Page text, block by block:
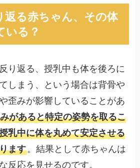
返る赤ちゃん、その体
いる？
り返る、授乳中も体を後ろに
しまう、という場合は背骨や
歪みが影響していることがあ
があると特定の姿勢を取るこ
乳中に体を丸めて安定させる
ます。結果として赤ちゃんは
反応を見せるのです。